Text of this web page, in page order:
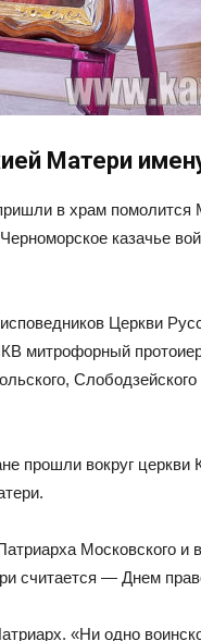
Матери
в храм
казачье
Церкви
митрофорный
прошли вокруг
Московского и
считается — Днем
«Ни одно